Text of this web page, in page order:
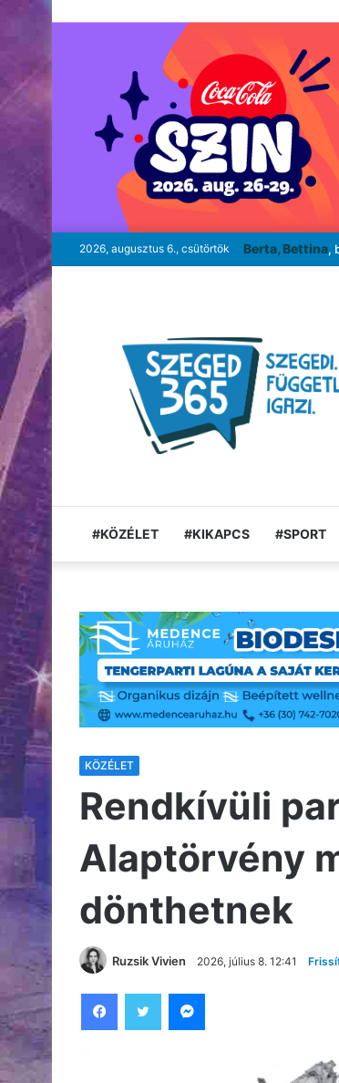
2026, augusztus 6., csütörtök Berta, Bettina,
#KÖZÉLET #KIKAPCS #SPORT
KÖZÉLET
Rendkívüli
Alaptörvény
dönthetnek
Ruzsik Vivien 2026, július 8. 12:41